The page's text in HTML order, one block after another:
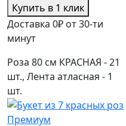
Купить в 1 клик
Доставка 0₽ от 30-ти
минут
Роза 80 см КРАСНАЯ - 21
шт., Лента атласная - 1
шт.